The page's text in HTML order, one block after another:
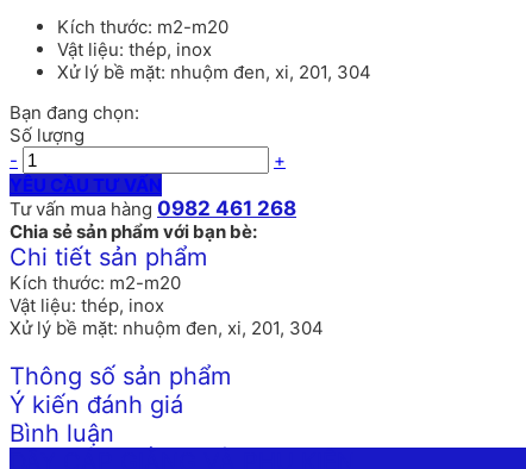
Kích thước: m2-m20
Vật liệu: thép, inox
Xử lý bề mặt: nhuộm đen, xi, 201, 304
Bạn đang chọn:
Số lượng
-
+
YÊU CẦU TƯ VẤN
Tư vấn mua hàng 0982 461 268
Chia sẻ sản phẩm với bạn bè:
Chi tiết sản phẩm
Kích thước: m2-m20
Vật liệu: thép, inox
Xử lý bề mặt: nhuộm đen, xi, 201, 304
Thông số sản phẩm
Ý kiến đánh giá
Bình luận